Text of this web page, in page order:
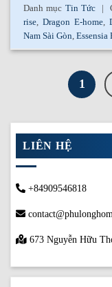
Danh mục Tin Tức
rise,Dragon E-home,
Nam Sài Gòn,Essensia
1
LIÊN HỆ
+84909546818
673 Nguyễn Hữu